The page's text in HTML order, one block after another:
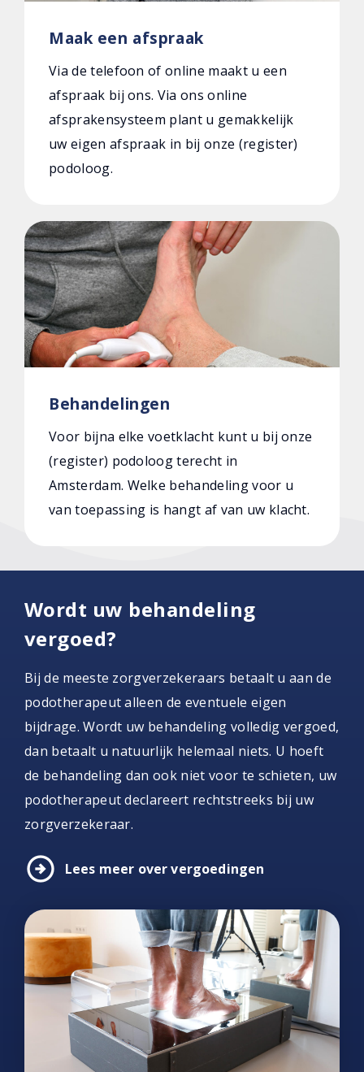
Maak een afspraak
Via de telefoon of online maakt u een
afspraak bij ons. Via ons online
afsprakensysteem plant u gemakkelijk
uw eigen afspraak in bij onze (register)
podoloog.
Behandelingen
Voor bijna elke voetklacht kunt u bij onze
(register) podoloog terecht in
Amsterdam. Welke behandeling voor u
van toepassing is hangt af van uw klacht.
Wordt uw behandeling
vergoed?
Bij de meeste zorgverzekeraars betaalt u aan de
podotherapeut alleen de eventuele eigen
bijdrage. Wordt uw behandeling volledig vergoed,
dan betaalt u natuurlijk helemaal niets. U hoeft
de behandeling dan ook niet voor te schieten, uw
podotherapeut declareert rechtstreeks bij uw
zorgverzekeraar.
arrow_circle_right Lees meer over vergoedingen